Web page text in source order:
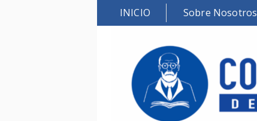
INICIO Sobre Nosotros